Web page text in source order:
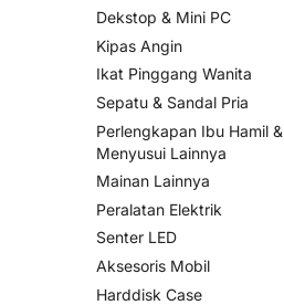
Dekstop & Mini PC
Kipas Angin
Ikat Pinggang Wanita
Sepatu & Sandal Pria
Perlengkapan Ibu Hamil &
Menyusui Lainnya
Mainan Lainnya
Peralatan Elektrik
Senter LED
Aksesoris Mobil
Harddisk Case